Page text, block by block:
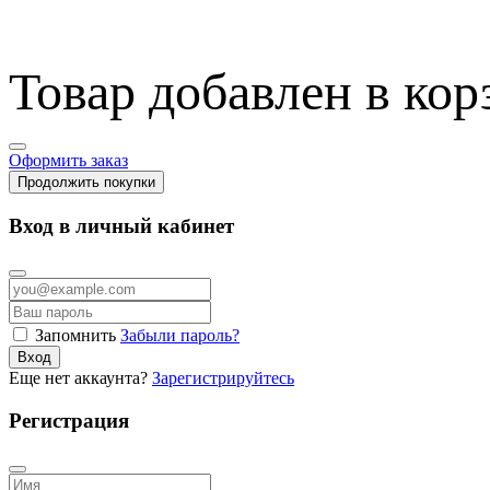
Товар добавлен в
Оформить заказ
Продолжить покупки
Вход в личный кабинет
Запомнить Забыли пароль?
Вход
Еще нет аккаунта? Зарегистрируйтесь
Регистрация